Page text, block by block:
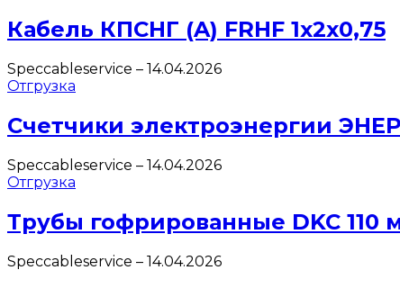
Кабель КПСНГ (A) FRHF 1х2х0,75
Speccableservice – 14.04.2026
Отгрузка
Счетчики электроэнергии
Speccableservice – 14.04.2026
Отгрузка
Трубы гофрированные DKC 110
Speccableservice – 14.04.2026